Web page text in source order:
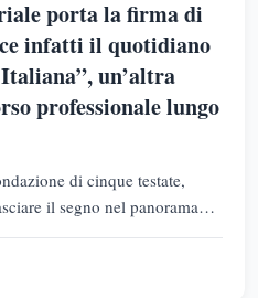
porta la firma di
infatti il quotidiano
un’altra
professionale lungo
di cinque testate,
il segno nel panorama
Italiana” si rinnova una
e visione.